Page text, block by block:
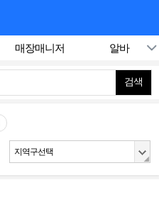
매장매니저 알바
검색
지역구선택